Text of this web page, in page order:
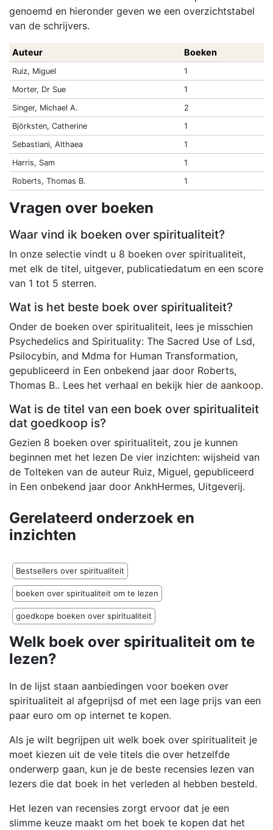
genoemd en hieronder geven we een overzichtstabel
van de schrijvers.
Auteur Boeken
Ruiz, Miguel
1
Morter, Dr Sue
1
Singer, Michael A.
2
Björksten, Catherine
1
Sebastiani, Althaea
1
Harris, Sam
1
Roberts, Thomas B.
1
Vragen over boeken
Waar vind ik boeken over spiritualiteit?
In onze selectie vindt u 8 boeken over spiritualiteit,
met elk de titel, uitgever, publicatiedatum en een score
van 1 tot 5 sterren.
Wat is het beste boek over spiritualiteit?
Onder de boeken over spiritualiteit, lees je misschien
Psychedelics and Spirituality: The Sacred Use of Lsd,
Psilocybin, and Mdma for Human Transformation,
gepubliceerd in Een onbekend jaar door Roberts,
Thomas B.. Lees het verhaal en bekijk hier de aankoop.
Wat is de titel van een boek over spiritualiteit
dat goedkoop is?
Gezien 8 boeken over spiritualiteit, zou je kunnen
beginnen met het lezen De vier inzichten: wijsheid van
de Tolteken van de auteur Ruiz, Miguel, gepubliceerd
in Een onbekend jaar door AnkhHermes, Uitgeverij.
Gerelateerd onderzoek en
inzichten
Bestsellers over spiritualiteit
boeken over spiritualiteit om te lezen
goedkope boeken over spiritualiteit
Welk boek over spiritualiteit om te
lezen?
In de lijst staan aanbiedingen voor boeken over
spiritualiteit al afgeprijsd of met een lage prijs van een
paar euro om op internet te kopen.
Als je wilt begrijpen uit welk boek over spiritualiteit je
moet kiezen uit de vele titels die over hetzelfde
onderwerp gaan, kun je de beste recensies lezen van
lezers die dat boek in het verleden al hebben besteld.
Het lezen van recensies zorgt ervoor dat je een
slimme keuze maakt om het boek te kopen dat het